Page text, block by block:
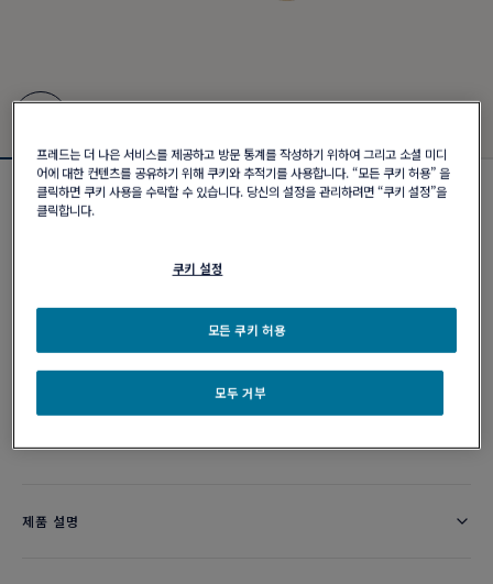
포스텐 브레이슬릿 #FredxRolandGarros
커스터마이즈
제품 설명
프레드는 더 나은 서비스를 제공하고 방문 통계를 작성하기 위하여 그리고 소셜 미디
어에 대한 컨텐츠를 공유하기 위해 쿠키와 추적기를 사용합니다. “모든 쿠키 허용” 을
클릭하면 쿠키 사용을 수락할 수 있습니다. 당신의 설정을 관리하려면 “쿠키 설정”을
클릭합니다.
쿠키 설정
모두 거부
모든 쿠키 허용